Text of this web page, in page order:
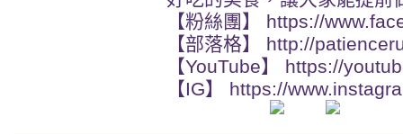
【粉絲團】 https://
【部落格】 http://
【YouTube】 https://
【IG】 https://